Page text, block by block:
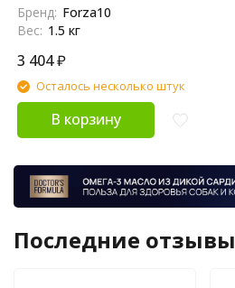
Бренд: Forza10
Вес: 1.5 кг
3 404₽
Осталось несколько штук
В корзину
Последние отзывы